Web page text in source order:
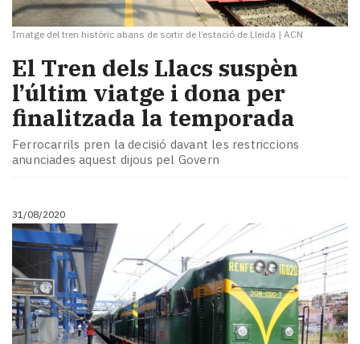
Imatge del tren històric abans de sortir de l’estació de Lleida | ACN
El Tren dels Llacs suspèn
l’últim viatge i dona per
finalitzada la temporada
Ferrocarrils pren la decisió davant les restriccions
anunciades aquest dijous pel Govern
31/08/2020